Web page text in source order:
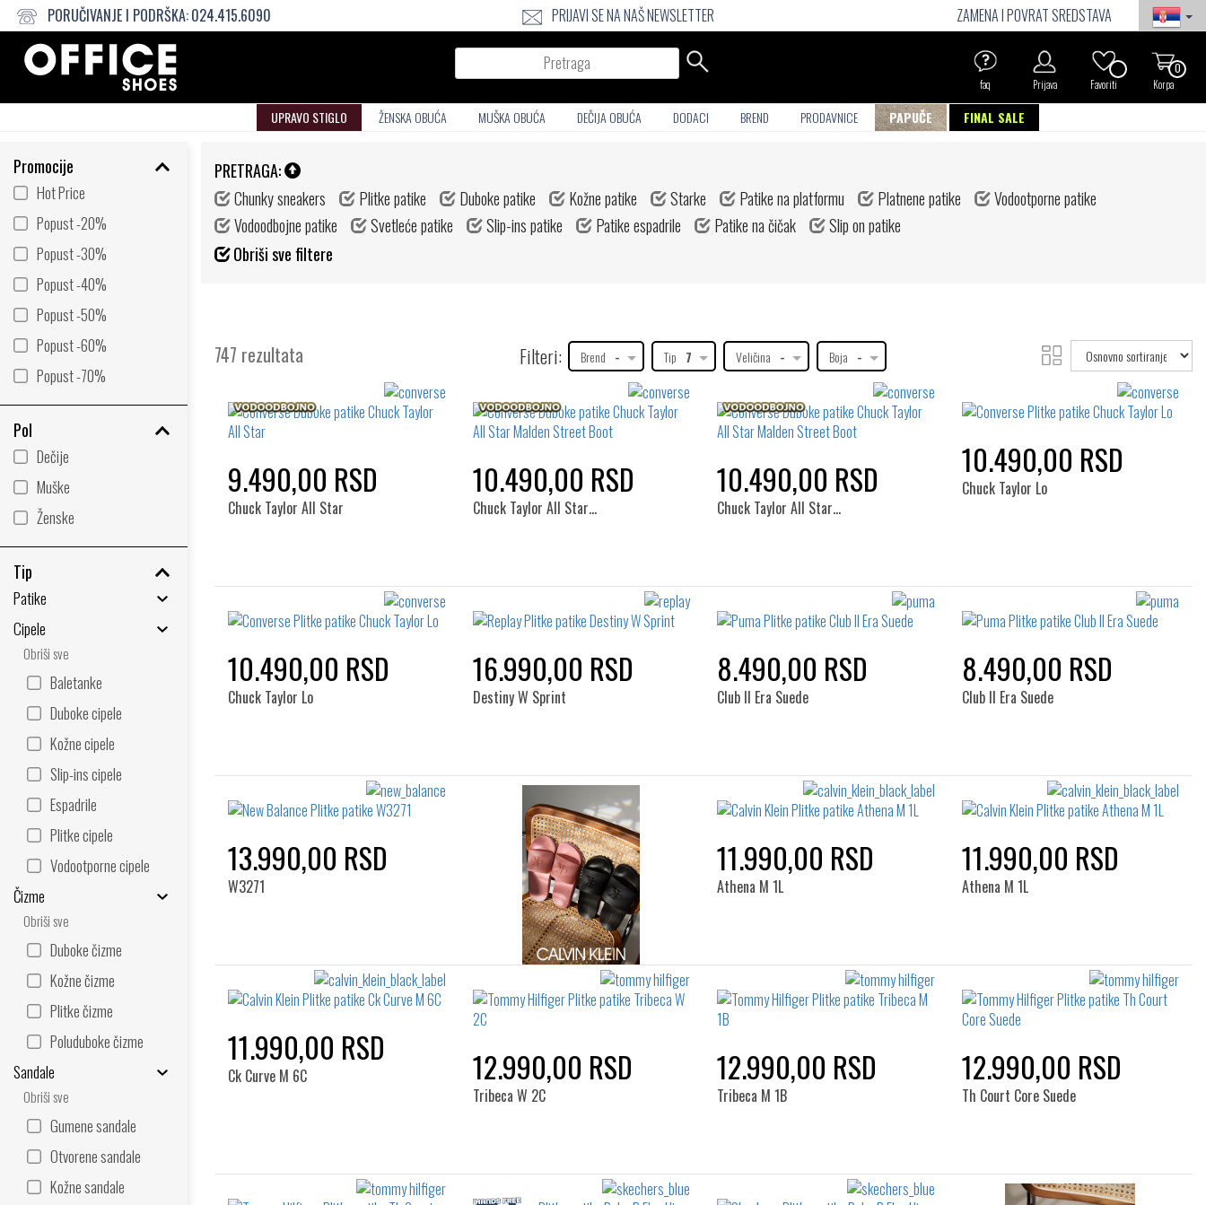
PORUČIVANJE I PODRŠKA:024.415.6090 PRIJAVI SE NA NAŠ NEWSLETTER
ZAMENA I POVRAT SREDSTAVA
Pretraga
0
Korpa
Favoriti
Prijava
faq
UPRAVO STIGLO ŽENSKA OBUĆA MUŠKA OBUĆA DEČIJA OBUĆA DODACI BREND PRODAVNICE PAPUČE FINAL SALE
Promocije
Hot Price
Popust -20%
Popust -30%
Popust -40%
Popust -50%
Popust -60%
Popust -70%
Pol
Dečije
Muške
Ženske
Tip
Patike
Cipele
Obriši sve
Baletanke
Duboke cipele
Kožne cipele
Slip-ins cipele
Espadrile
Plitke cipele
Vodootporne cipele
Čizme
Obriši sve
Duboke čizme
Kožne čizme
Plitke čizme
Poluduboke čizme
Sandale
Obriši sve
Gumene sandale
Otvorene sandale
Kožne sandale
PRETRAGA:
Chunky sneakers
Plitke patike Duboke patike Kožne patike Starke Patike na platformu Platnene patike
Vodootporne patike
Vodoodbojne patike
Svetleće patike Slip-ins patike Patike espadrile Patike na čičak
Slip on patike
Obriši sve filtere
747 rezultata Filteri: Brend - Tip 7 Veličina - Boja -
Toggle
9.490,00 RSD
Chuck Taylor All Star
10.490,00 RSD
Chuck Taylor All Star…
10.490,00 RSD
Chuck Taylor All Star…
10.490,00 RSD
Chuck Taylor Lo
10.490,00 RSD
Chuck Taylor Lo
16.990,00 RSD
Destiny W Sprint
8.490,00 RSD
Club II Era Suede
8.490,00 RSD
Club II Era Suede
13.990,00 RSD
W3271
11.990,00 RSD
Athena M 1L
11.990,00 RSD
Athena M 1L
11.990,00 RSD
Ck Curve M 6C 12.990,00 RSD
Tribeca W 2C
12.990,00 RSD
Tribeca M 1B
12.990,00 RSD
Th Court Core Suede